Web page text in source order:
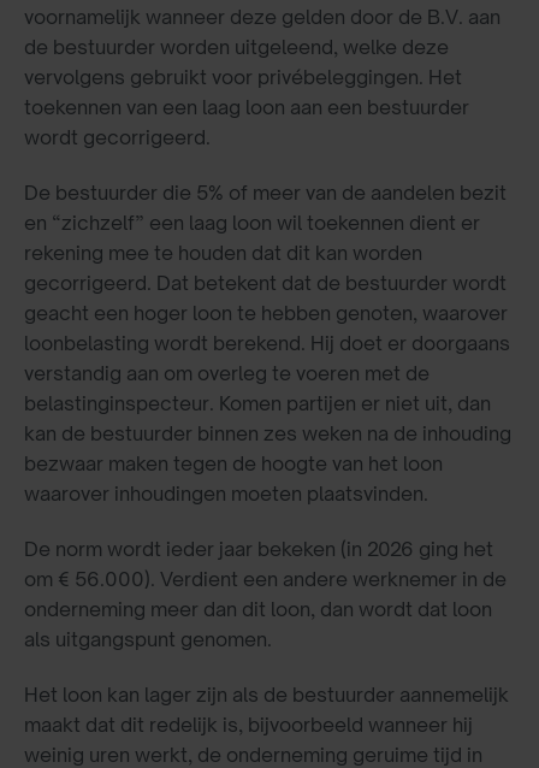
voornamelijk wanneer deze gelden door de B.V. aan
de bestuurder worden uitgeleend, welke deze
vervolgens gebruikt voor privébeleggingen. Het
toekennen van een laag loon aan een bestuurder
wordt gecorrigeerd.
De bestuurder die 5% of meer van de aandelen bezit
en “zichzelf” een laag loon wil toekennen dient er
rekening mee te houden dat dit kan worden
gecorrigeerd. Dat betekent dat de bestuurder wordt
geacht een hoger loon te hebben genoten, waarover
loonbelasting wordt berekend. Hij doet er doorgaans
verstandig aan om overleg te voeren met de
belastinginspecteur. Komen partijen er niet uit, dan
kan de bestuurder binnen zes weken na de inhouding
bezwaar maken tegen de hoogte van het loon
waarover inhoudingen moeten plaatsvinden.
De norm wordt ieder jaar bekeken (in 2026 ging het
om € 56.000). Verdient een andere werknemer in de
onderneming meer dan dit loon, dan wordt dat loon
als uitgangspunt genomen.
Het loon kan lager zijn als de bestuurder aannemelijk
maakt dat dit redelijk is, bijvoorbeeld wanneer hij
weinig uren werkt, de onderneming geruime tijd in